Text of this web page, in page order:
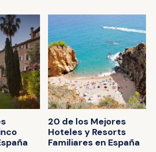
20 de los Mejores
Hoteles y Resorts
Familiares en España